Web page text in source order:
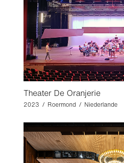
Theater De Oranjerie
2023 / Roermond / Niederlande